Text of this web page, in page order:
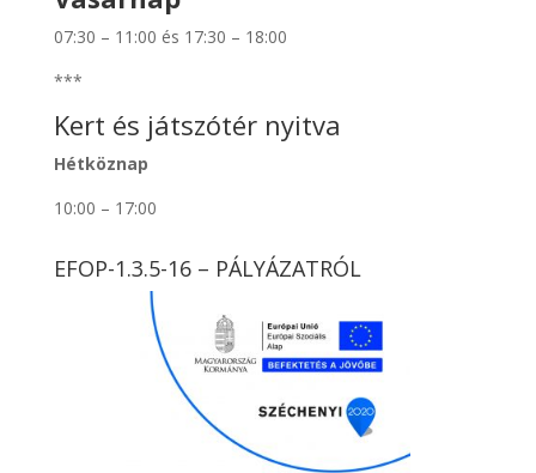
07:30 – 11:00 és 17:30 – 18:00
***
Kert és játszótér nyitva
Hétköznap
10:00 – 17:00
EFOP-1.3.5-16 – PÁLYÁZATRÓL